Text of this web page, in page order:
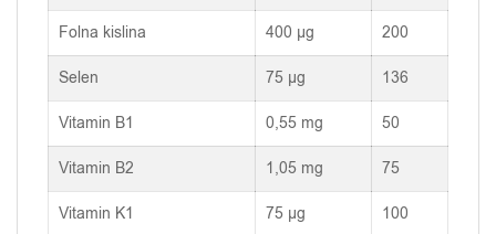
Folna kislina 400 µg 200
Selen 75 µg 136
Vitamin B1 0,55 mg 50
Vitamin B2 1,05 mg 75
Vitamin K1 75 µg 100